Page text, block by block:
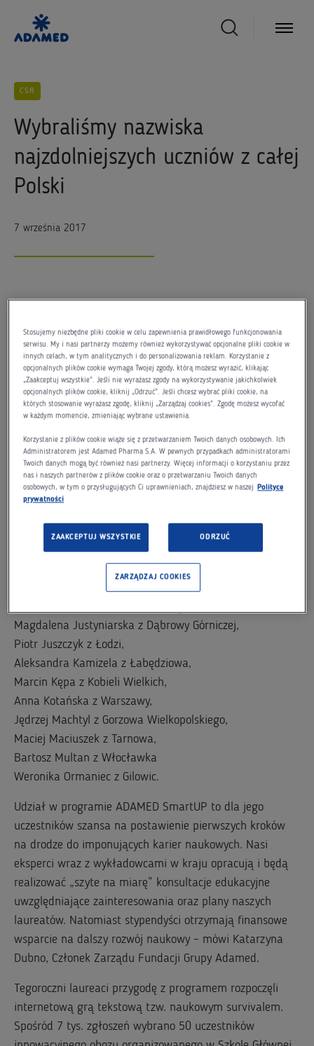
CSR
Wybraliśmy nazwiska
najzdolniejszych uczniów z całej
Polski
7 września 2017
stypendystów 2. edycji programu, którymi zostali Jaromir
Hunia, Jakub Wornbard i Milena Malcharek.
Finałowa gala 3. edycji programu ADAMED SmartUP
odbyła się 5 września 2017 r. w Centrum Konferencyjnym
Kopernik. W jej trakcie wyłoniono 10-ciu laureatów
nagrody głównej. Otrzymują oni pakiet 10-ciu miesięcy
konsultacji edukacyjnych – to przede wszystkim
mentorskie wsparcie w dalszym rozwoju swoich pasji,
dostosowane do indywidualnych potrzeb każdego
z ekspertami, zarówno z Polski, jak i z zagranicy.
Zarządu Fundacji Grupy Adamed nagrody odebrali:
Magdalena Justyniarska z Dąbrowy Górniczej,
Piotr Juszczyk z Łodzi,
Aleksandra Kamizela z Łabędziowa,
Marcin Kępa z Kobieli Wielkich,
Anna Kotańska z Warszawy,
Jędrzej Machtyl z Gorzowa Wielkopolskiego,
Maciej Maciuszek z Tarnowa,
Bartosz Multan z Włocławka
Weronika Ormaniec z Gilowic.
Udział w programie ADAMED SmartUP to dla jego
uczestników szansa na postawienie pierwszych kroków
na drodze do imponujących karier naukowych. Nasi
eksperci wraz z wykładowcami w kraju opracują i będą
realizować „szyte na miarę” konsultacje edukacyjne
uwzględniające zainteresowania oraz plany naszych
laureatów. Natomiast stypendyści otrzymają finansowe
wsparcie na dalszy rozwój naukowy – mówi Katarzyna
Dubno, Członek Zarządu Fundacji Grupy Adamed.
Tegoroczni laureaci przygodę z programem rozpoczęli
internetową grą tekstową tzw. naukowym survivalem.
Spośród 7 tys. zgłoszeń wybrano 50 uczestników
Stosujemy niezbędne pliki cookie w celu zapewnienia prawidłowego funkcjonowania
serwisu. My i nasi partnerzy możemy również wykorzystywać opcjonalne pliki cookie w
innych celach, w tym analitycznych i do personalizowania reklam. Korzystanie z
opcjonalnych plików cookie wymaga Twojej zgody, którą możesz wyrazić, klikając
„Zaakceptuj wszystkie”. Jeśli nie wyrażasz zgody na wykorzystywanie jakichkolwiek
opcjonalnych plików cookie, kliknij „Odrzuć”. Jeśli chcesz wybrać pliki cookie, na
których stosowanie wyrażasz zgodę, kliknij „Zarządzaj cookies”. Zgodę możesz wycofać
w każdym momencie, zmieniając wybrane ustawienia.
Korzystanie z plików cookie wiąże się z przetwarzaniem Twoich danych osobowych. Ich
Administratorem jest Adamed Pharma S.A. W pewnych przypadkach administratorami
Twoich danych mogą być również nasi partnerzy. Więcej informacji o korzystaniu przez
nas i naszych partnerów z plików cookie oraz o przetwarzaniu Twoich danych
osobowych, w tym o przysługujących Ci uprawnieniach, znajdziesz w naszej Polityce
prywatności
ZAAKCEPTUJ WSZYSTKIE ODRZUĆ
ZARZĄDZAJ COOKIES